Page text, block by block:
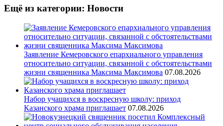
Ещё из категории: Новости
Заявление Кемеровского епархиального управления
относительно ситуации, связанной с обстоятельствами
жизни священника Максима Максимова 07.08.2026
Набор учащихся в воскресную школу: приход
Казанского храма приглашает 07.08.2026